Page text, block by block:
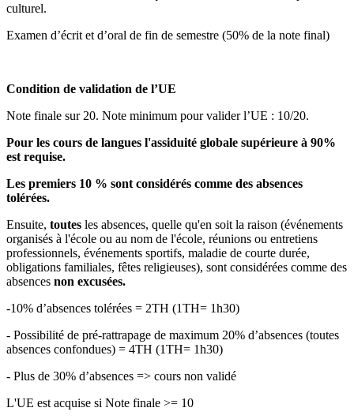
culturel.
Examen d’écrit et d’oral de fin de semestre (50% de la note final)
Condition de validation de l’UE
Note finale sur 20. Note minimum pour valider l’UE : 10/20.
Pour les cours de langues l'assiduité globale supérieure à 90%
est requise.
Les premiers 10 % sont considérés comme des absences
tolérées.
Ensuite, toutes les absences, quelle qu'en soit la raison (événements
organisés à l'école ou au nom de l'école, réunions ou entretiens
professionnels, événements sportifs, maladie de courte durée,
obligations familiales, fêtes religieuses), sont considérées comme des
absences non excusées.
-10% d’absences tolérées = 2TH (1TH= 1h30)
- Possibilité de pré-rattrapage de maximum 20% d’absences (toutes
absences confondues) = 4TH (1TH= 1h30)
- Plus de 30% d’absences => cours non validé
L'UE est acquise si Note finale >= 10